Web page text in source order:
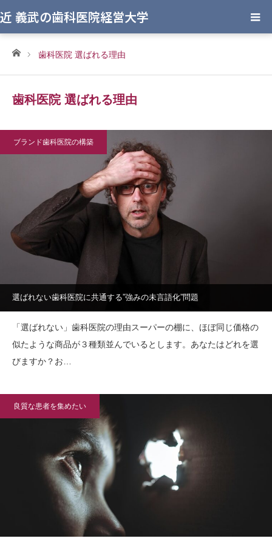
近 義武の歯科医院経営大学
ホーム歯科医院 選ばれる理由
歯科医院 選ばれる理由
ブランド歯科医院の構築
選ばれない歯科医院に共通する”強みの未言語化”問題
「選ばれない」歯科医院の理由スーパーの棚に、ほぼ同じ価格の
似たような商品が３種類並んでいるとします。あなたはどれを選
びますか？お…
良質な患者を集めたい